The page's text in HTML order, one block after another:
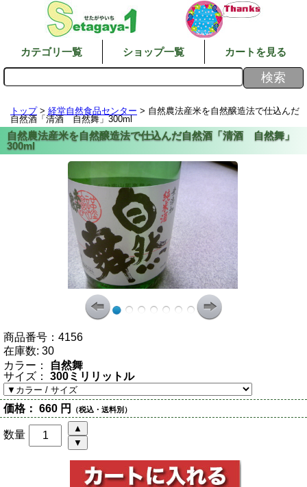
カテゴリ一覧 ショップ一覧 カートを見る
トップ> 経堂自然食品センター > 自然農法産米を自然醸造法で仕込んだ
自然酒「清酒 自然舞」300ml
商品番号： 4156
在庫数: 30
カラー：
自然舞
サイズ：
300ミリリットル
価格： 660 円 （税込・送料別）
数量